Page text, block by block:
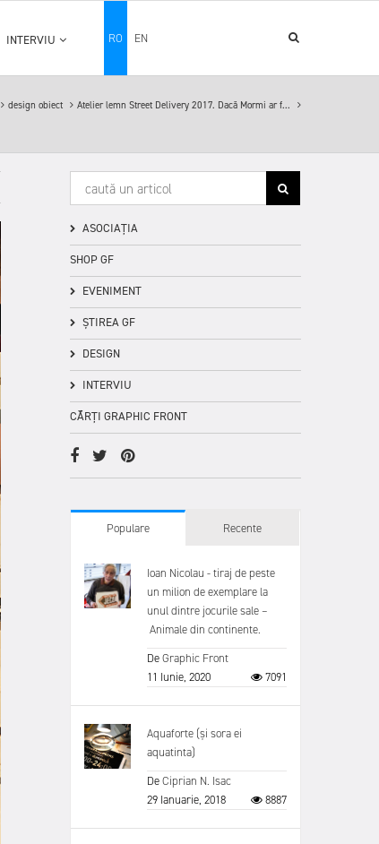
INTERVIU RO EN
design obiect Atelier lemn Street Delivery 2017. Dacă Mormi ar f...
ASOCIAȚIA
SHOP GF
EVENIMENT
ȘTIREA GF
DESIGN
INTERVIU
CĂRȚI GRAPHIC FRONT
Populare Recente
Ioan Nicolau - tiraj de peste
un milion de exemplare la
unul dintre jocurile sale –
Animale din continente.
DeGraphic Front
11 Iunie, 2020
7091
Aquaforte (și sora ei
aquatinta)
DeCiprian N. Isac
29 Ianuarie, 2018
8887